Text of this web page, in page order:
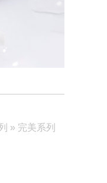
» 完美系列